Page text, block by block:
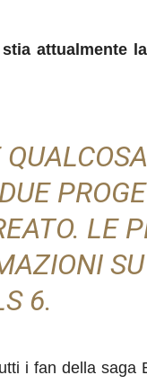
stia attualmente
LE
6.
i fan della saga